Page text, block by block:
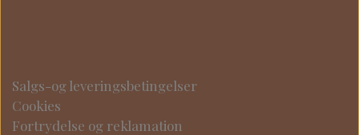
Salgs-og leveringsbetingelser
Cookies
Fortrydelse og reklamation